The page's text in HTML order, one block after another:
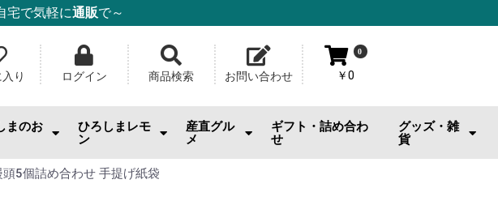
宅で気軽に通販で～
り ログイン 商品検索 お問い合わせ
0
￥0
まのお
「SAKE部門」出品酒
キー・スピリッツ
・リキュール
ひろしまレモ
ン
ごはんのお供
スイーツ・おやつ
調味料
ジャム
ドリンク・お酒
日用雑貨
産直グル
メ
ギフト・詰め合わ
せ
グッズ・雑
貨
5個詰め合わせ 手提げ紙袋